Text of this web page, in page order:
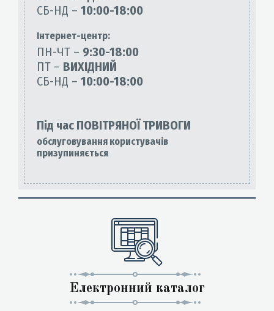
СБ-НД – 10:00-18:00
Інтернет-центр:
ПН-ЧТ – 9:30-18:00
ПТ – ВИХІДНИЙ
СБ-НД – 10:00-18:00
Під час ПОВІТРЯНОЇ ТРИВОГИ
обслуговування користувачів
призупиняється
Електронний каталог